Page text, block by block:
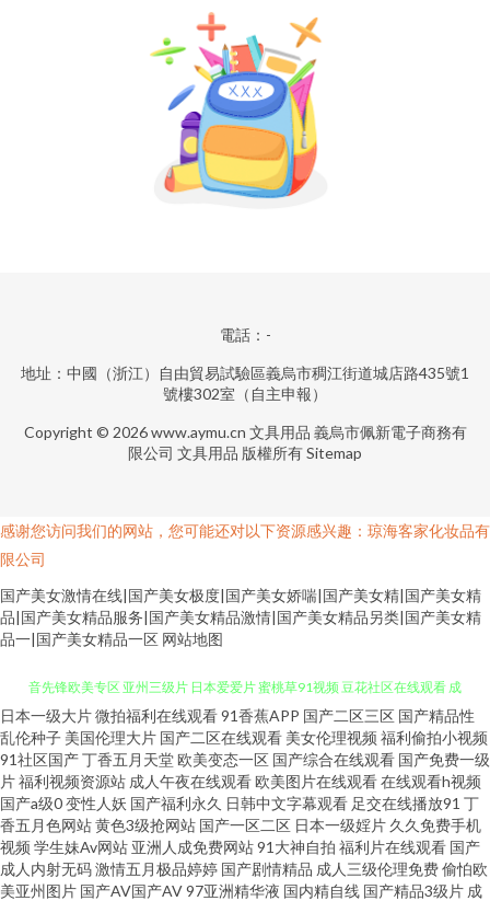
電話：-
地址：中國（浙江）自由貿易試驗區義烏市稠江街道城店路435號1
號樓302室（自主申報）
Copyright © 2026www.aymu.cn 文具用品 義烏市佩新電子商務有
限公司 文具用品 版權所有Sitemap
感谢您访问我们的网站，您可能还对以下资源感兴趣：琼海客家化妆品有
限公司
国产美女激情在线|国产美女极度|国产美女娇喘|国产美女精|国产美女精
品|国产美女精品服务|国产美女精品激情|国产美女精品另类|国产美女精
品一|国产美女精品一区 网站地图
尤物视频官网 成人两性影院 另类情趣福利社 国产伪娘专区 肏屄无码日韩 影
音先锋欧美专区 亚州三级片 日本爱爱片 蜜桃草91视频 豆花社区在线观看 成
人国产自拍 91在线视频观看 在线中文字幕视频 丝袜人妖 欧洲人妻丰满 老司
机av影院 黑丝国产在线 成人电影92福利 91免费网页链接 污视频网址 日本老
日本一级大片微拍福利在线观看91香蕉APP 国产二区三区 国产精品性
乱伦种子 美国伦理大片 国产二区在线观看 美女伦理视频 福利偷拍小视频
91社区国产丁香五月天堂欧美变态一区 国产综合在线观看 国产免费一级
片福利视频资源站 成人午夜在线观看欧美图片在线观看在线观看h视频
国产a级0变性人妖 国产福利永久 日韩中文字幕观看 足交在线播放91 丁
香五月色网站黄色3级抢网站 国产一区二区 日本一级婬片 久久免费手机
视频 学生妹Av网站 亚洲人成免费网站91大神自拍 福利片在线观看 国产
成人内射无码激情五月极品婷婷 国产剧情精品 成人三级伦理免费偷怕欧
美亚州图片 国产AV国产AV97亚洲精华液 国内精自线 国产精品3级片 成